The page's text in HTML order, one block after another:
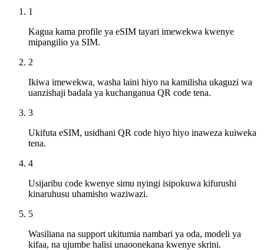
1
Kagua kama profile ya eSIM tayari imewekwa kwenye
mipangilio ya SIM.
2
Ikiwa imewekwa, washa laini hiyo na kamilisha ukaguzi wa
uanzishaji badala ya kuchanganua QR code tena.
3
Ukifuta eSIM, usidhani QR code hiyo hiyo inaweza kuiweka
tena.
4
Usijaribu code kwenye simu nyingi isipokuwa kifurushi
kinaruhusu uhamisho waziwazi.
5
Wasiliana na support ukitumia nambari ya oda, modeli ya
kifaa, na ujumbe halisi unaoonekana kwenye skrini.